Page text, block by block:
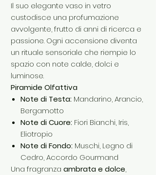
Il suo elegante vaso in vetro
custodisce una profumazione
avvolgente, frutto di anni di ricerca e
passione. Ogni accensione diventa
un rituale sensoriale che riempie lo
spazio con note calde, dolci e
luminose.
Piramide Olfattiva
Note di Testa: Mandarino, Arancio,
Bergamotto
Note di Cuore: Fiori Bianchi, Iris,
Eliotropio
Note di Fondo: Muschi, Legno di
Cedro, Accordo Gourmand
Una fragranza ambrata e dolce,